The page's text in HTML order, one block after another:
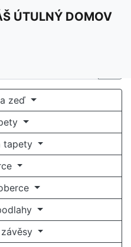
používáme cookies.
s jejich
ÚTULNÝ DOMOV
zeď
tapety